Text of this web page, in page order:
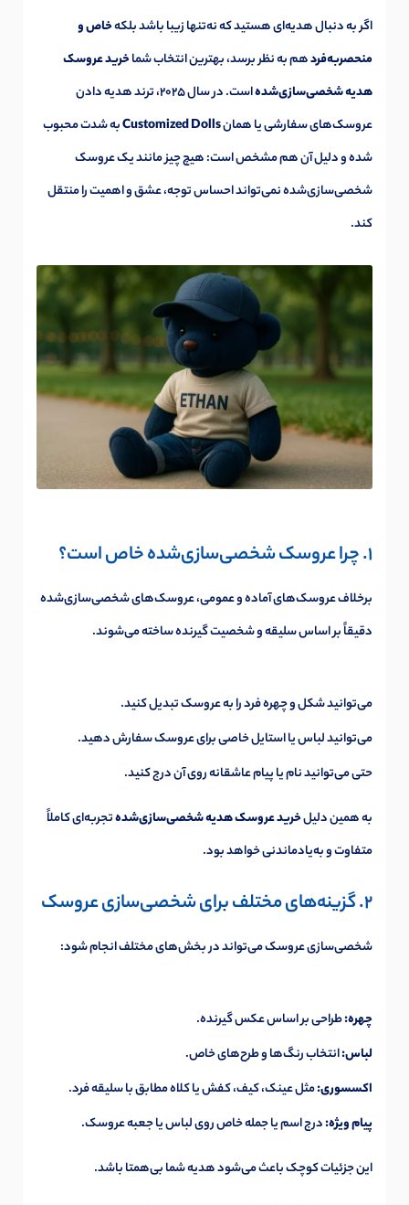
اگر به دنبال هدیه‌ای هستید که نه‌تنها زیبا باشد بلکهخاص و
منحصربه‌فردهم به نظر برسد، بهترین انتخاب شماخرید عروسک
هدیه شخصی‌سازی‌شده
است. در سال ۲۰۲۵، ترند هدیه دادن
عروسک‌های سفارشی یا همانCustomized Dollsبه شدت محبوب
شده و دلیل آن هم مشخص است: هیچ چیز مانند یک عروسک
شخصی‌سازی‌شده نمی‌تواند احساس توجه، عشق و اهمیت را منتقل
کند.
1. چرا عروسک شخصی‌سازی‌شده خاص است؟
برخلاف عروسک‌های آماده و عمومی، عروسک‌های شخصی‌سازی‌شده
دقیقاً بر اساس سلیقه و شخصیت گیرنده ساخته می‌شوند.
می‌توانید شکل و چهره فرد را به عروسک تبدیل کنید.
می‌توانید لباس یا استایل خاصی برای عروسک سفارش دهید.
حتی می‌توانید نام یا پیام عاشقانه روی آن درج کنید.
به همین دلیلخرید عروسک هدیه شخصی‌سازی‌شدهتجربه‌ای کاملاً
متفاوت و به‌یادماندنی خواهد بود.
2. گزینه‌های مختلف برای شخصی‌سازی عروسک
شخصی‌سازی عروسک می‌تواند در بخش‌های مختلف انجام شود:
چهره:طراحی بر اساس عکس گیرنده.
لباس:انتخاب رنگ‌ها و طرح‌های خاص.
اکسسوری:مثل عینک، کیف، کفش یا کلاه مطابق با سلیقه فرد.
پیام ویژه:درج اسم یا جمله خاص روی لباس یا جعبه عروسک.
این جزئیات کوچک باعث می‌شود هدیه شما بی‌همتا باشد.